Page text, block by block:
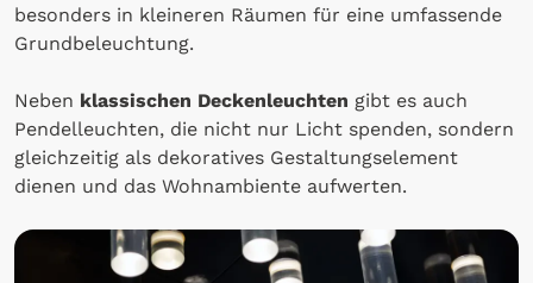
besonders in kleineren Räumen für eine umfassende
Grundbeleuchtung.
Neben klassischen Deckenleuchten gibt es auch
Pendelleuchten, die nicht nur Licht spenden, sondern
gleichzeitig als dekoratives Gestaltungselement
dienen und das Wohnambiente aufwerten.